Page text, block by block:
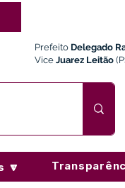
Prefeito Delegado
Vice Juarez Leitão
🔽